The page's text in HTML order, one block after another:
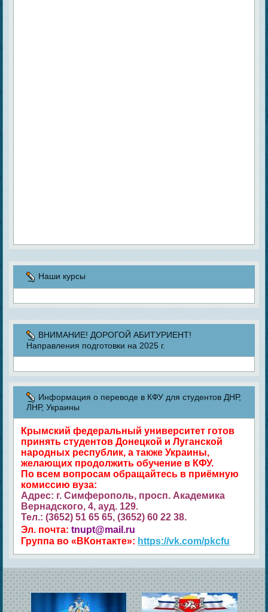
Наши курсы
ВНИМАНИЕ! ДОРОГОЙ АБИТУРИЕНТ!
Направления подготовки на 2025 г.
Информация о переводе в КФУ для студентов ДНР,
ЛНР, Украины
Крымский федеральный университет готов
принять студентов Донецкой и Луганской
народных республик, а также Украины,
желающих продолжить обучение в КФУ.
По всем вопросам обращайтесь в приёмную
комиссию вуза:
Адрес: г. Симферополь, просп. Академика
Вернадского, 4, ауд. 129.
Тел.: (3652) 51 65 65, (3652) 60 22 38.
Эл. почта:tnupt@mail.ru
Группа во «ВКонтакте»: https://vk.com/pkcfu